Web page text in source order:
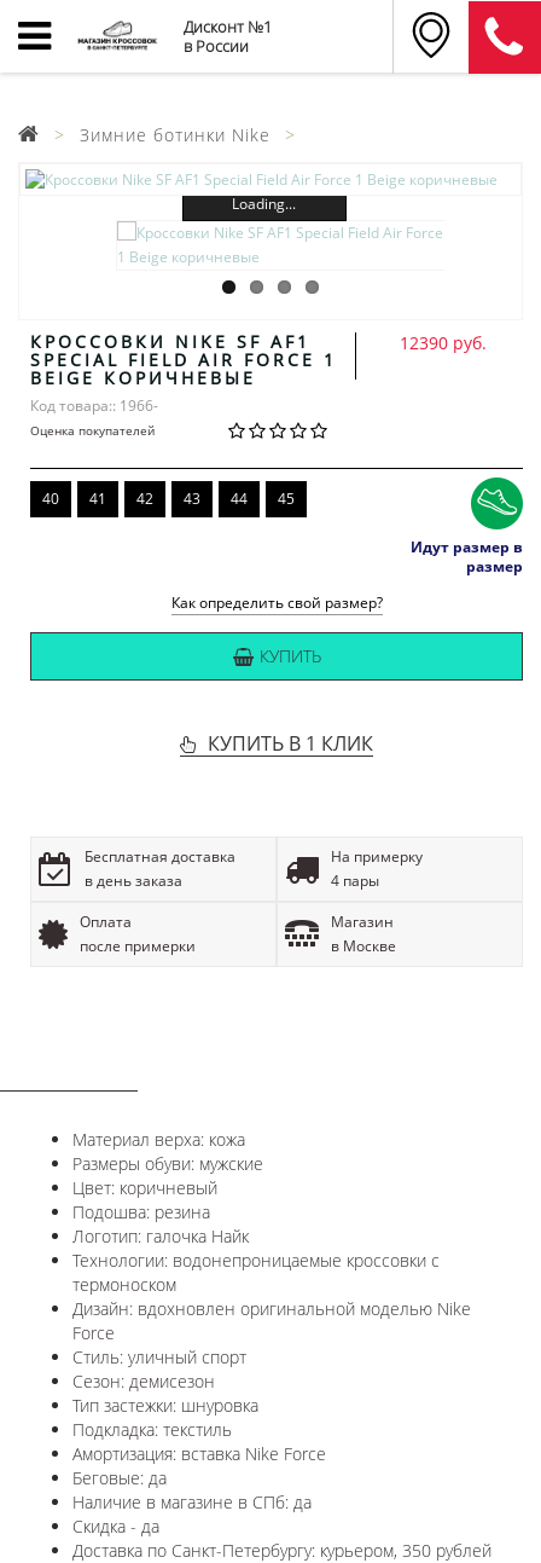
Дисконт №1
в России
Зимние ботинки Nike
Loading...
КРОССОВКИ NIKE SF AF1
SPECIAL FIELD AIR FORCE 1
BEIGE КОРИЧНЕВЫЕ
Код товара:: 1966-
Оценка покупателей
12390 руб.
40 41 42 43 44 45
Идут размер в
размер
Как определить свой размер?
КУПИТЬ
КУПИТЬ В 1 КЛИК
Бесплатная доставка
в день заказа
На примерку
4 пары
Оплата
после примерки
Магазин
в Москве
Материал верха: кожа
Размеры обуви: мужские
Цвет: коричневый
Подошва: резина
Логотип: галочка Найк
Технологии: водонепроницаемые кроссовки с
термоноском
Дизайн: вдохновлен оригинальной моделью Nike
Force
Стиль: уличный спорт
Сезон: демисезон
Тип застежки: шнуровка
Подкладка: текстиль
Амортизация: вставка Nike Force
Беговые: да
Наличие в магазине в СПб: да
Скидка - да
Доставка по Санкт-Петербургу: курьером, 350 рублей